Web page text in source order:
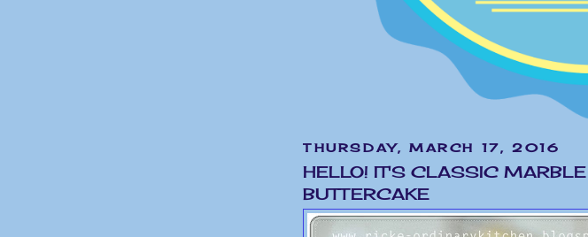
THURSDAY, MARCH 17, 2016
HELLO! IT'S CLASSIC MARBLE
BUTTERCAKE